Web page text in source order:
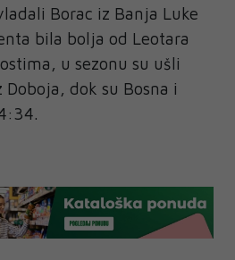
Borac iz Banja Luke
bila bolja od Leotara
u sezonu su ušli
Doboja, dok su Bosna i